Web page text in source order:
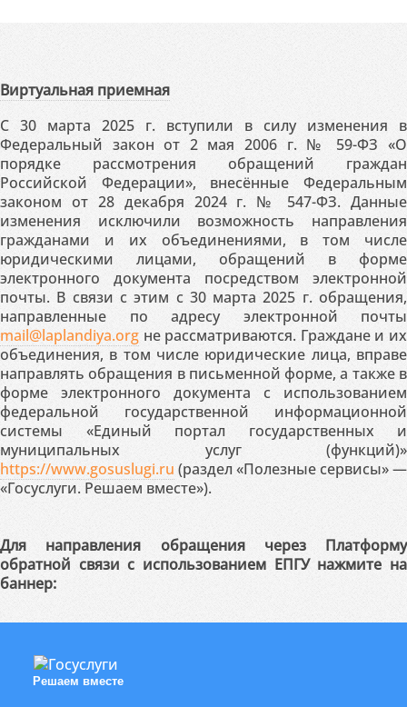
Виртуальная приемная
С 30 марта 2025 г. вступили в силу изменения в
Федеральный закон от 2 мая 2006 г. № 59-ФЗ «О
порядке рассмотрения обращений граждан
Российской Федерации», внесённые Федеральным
законом от 28 декабря 2024 г. № 547-ФЗ. Данные
изменения исключили возможность направления
гражданами и их объединениями, в том числе
юридическими лицами, обращений в форме
электронного документа посредством электронной
почты. В связи с этим с 30 марта 2025 г. обращения,
направленные по адресу электронной почты
mail@laplandiya.org не рассматриваются. Граждане и их
объединения, в том числе юридические лица, вправе
направлять обращения в письменной форме, а также в
форме электронного документа с использованием
федеральной государственной информационной
системы «Единый портал государственных и
муниципальных услуг (функций)»
https://www.gosuslugi.ru (раздел «Полезные сервисы» —
«Госуслуги. Решаем вместе»).
Для направления обращения через Платформу
обратной связи с использованием ЕПГУ нажмите на
баннер:
Решаем вместе